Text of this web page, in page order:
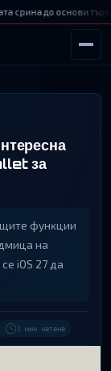
срина до основи
ТЪРСИ
за
фyнĸции
нa
іОЅ 27 дa
2 мин четене